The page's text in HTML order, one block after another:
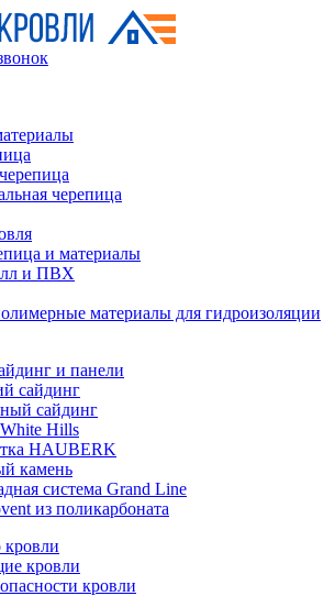
черепица
и материалы
и ПВХ
материалы для гидроизоляции
и панели
сайдинг
сайдинг
Hills
HAUBERK
камень
система Grand Line
из поликарбоната
кровли
кровли
кровли